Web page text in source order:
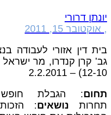
יונתן דרורי
, אוקטובר 15, 2011
בית דין אזורי לעבודה
12-10) – 2.2.2011
תחום: הגבלת חופש
תחרות נושאים: